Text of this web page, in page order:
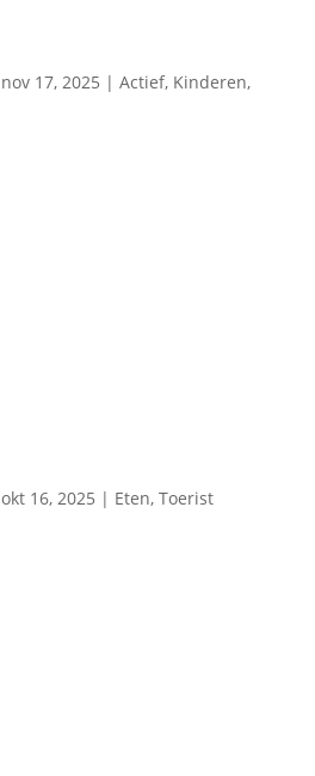
nov 17, 2025 | Actief, Kinderen,
okt 16, 2025 | Eten, Toerist